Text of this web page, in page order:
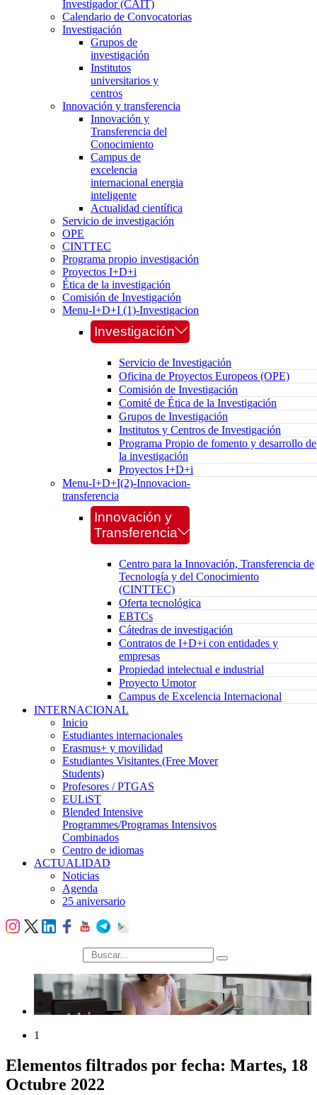
Investigador (CAIT)
Calendario de Convocatorias
Investigación
Grupos de
investigación
Institutos
universitarios y
centros
Innovación y transferencia
Innovación y
Transferencia del
Conocimiento
Campus de
excelencia
internacional energia
inteligente
Actualidad científica
Servicio de investigación
OPE
CINTTEC
Programa propio investigación
Proyectos I+D+i
Ética de la investigación
Comisión de Investigación
Menu-I+D+I (1)-Investigacion
Investigación
Servicio de Investigación
Oficina de Proyectos Europeos (OPE)
Comisión de Investigación
Comité de Ética de la Investigación
Grupos de Investigación
Institutos y Centros de Investigación
Programa Propio de fomento y desarrollo de
la investigación
Proyectos I+D+i
Menu-I+D+I(2)-Innovacion-
transferencia
Innovación y
Transferencia
Centro para la Innovación, Transferencia de
Tecnología y del Conocimiento
(CINTTEC)
Oferta tecnológica
EBTCs
Cátedras de investigación
Contratos de I+D+i con entidades y
empresas
Propiedad intelectual e industrial
Proyecto Umotor
Campus de Excelencia Internacional
INTERNACIONAL
Inicio
Estudiantes internacionales
Erasmus+ y movilidad
Estudiantes Visitantes (Free Mover
Students)
Profesores / PTGAS
EULiST
Blended Intensive
Programmes/Programas Intensivos
Combinados
Centro de idiomas
ACTUALIDAD
Noticias
Agenda
25 aniversario
búsqueda
1
Elementos filtrados por fecha: Martes, 18
Octubre 2022